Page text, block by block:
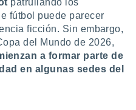
patrullando los
fútbol puede parecer
ficción. Sin embargo,
del Mundo de 2026,
a formar parte de
en algunas sedes del